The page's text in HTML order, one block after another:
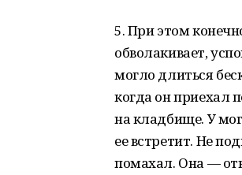
5. При этом
обволакивает,
могло длиться
когда он приехал
на кладбище. У
ее встретит. Не
помахал. Она —